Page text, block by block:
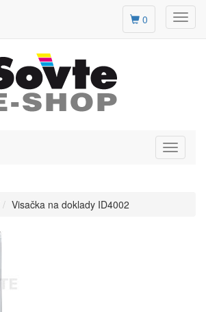
0
Toggle
Visačka na doklady ID4002